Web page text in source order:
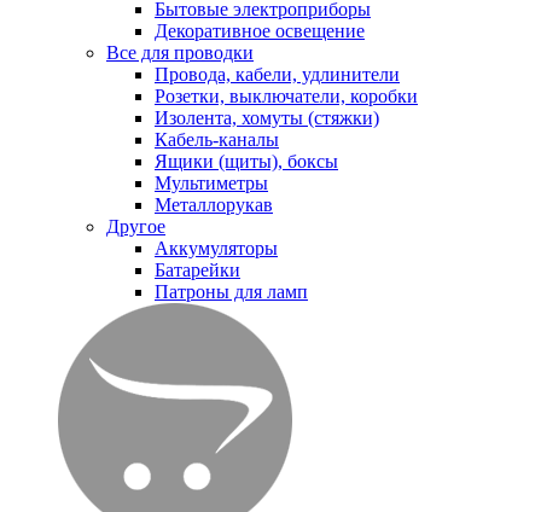
Бытовые электроприборы
Декоративное освещение
Все для проводки
Провода, кабели, удлинители
Розетки, выключатели, коробки
Изолента, хомуты (стяжки)
Кабель-каналы
Ящики (щиты), боксы
Мультиметры
Металлорукав
Другое
Аккумуляторы
Батарейки
Патроны для ламп